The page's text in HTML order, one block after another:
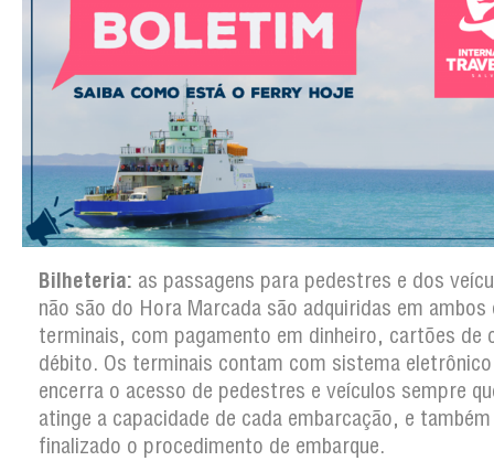
Bilheteria: as passagens para pedestres e dos
não são do Hora Marcada são adquiridas em ambos
terminais, com pagamento em dinheiro, cartões de
débito. Os terminais contam com sistema
encerra o acesso de pedestres e veículos sempre
atinge a capacidade de cada embarcação, e
finalizado o procedimento de embarque.